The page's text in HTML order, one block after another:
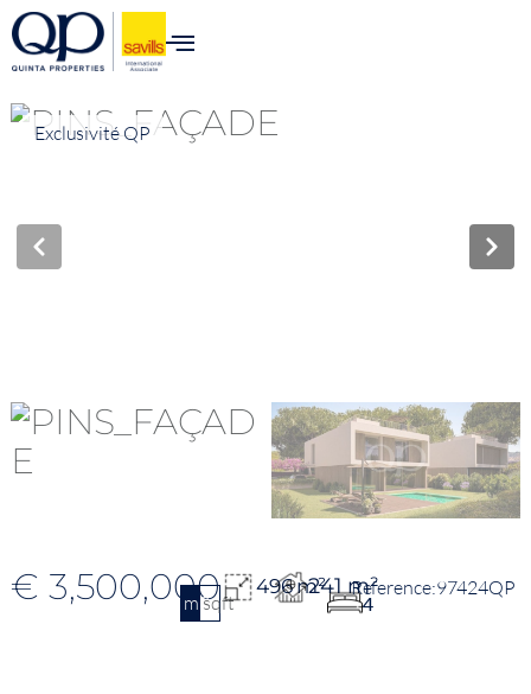
Exclusivité QP
€ 3,500,000
m2sqft
496 m²241 m²
4
97424QP